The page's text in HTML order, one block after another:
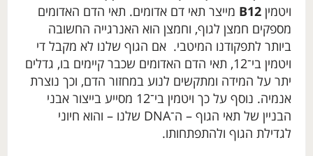
ויטמין B12 מייצר תאי דם אדומים. תאי הדם האדומים
מספקים חמצן לגוף, וחמצן הוא האנרגייה החשובה
ביותר לתפקודנו המיטבי. אם הגוף שלנו לא מקבל די
ויטמין בי־12, תאי הדם האדומים שכבר קיימים בו, גדלים
יתר על המידה ומתקשים לנוע במחזור הדם, וכך נוצרת
אנמיה. נוסף על כך ויטמין בי־12 מסייע בייצור אבני
הבניין של תאי הגוף – ה־DNA שלנו – והוא חיוני
לגדילת הגוף ולהתפתחותו.